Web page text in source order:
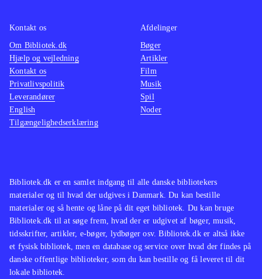
Bibliotek.dk er en samlet indgang til alle danske bibliotekers
materialer og til hvad der udgives i Danmark. Du kan bestille
materialer og så hente og låne på dit eget bibliotek. Du kan bruge
Bibliotek.dk til at søge frem, hvad der er udgivet af bøger, musik,
tidsskrifter, artikler, e-bøger, lydbøger osv. Bibliotek.dk er altså ikke
et fysisk bibliotek, men en database og service over hvad der findes på
danske offentlige biblioteker, som du kan bestille og få leveret til dit
lokale bibliotek.
Kontakt os
Om Bibliotek.dk
Hjælp og vejledning
Kontakt os
Privatlivspolitik
Leverandører
English
Tilgængelighedserklæring
Afdelinger
Bøger
Artikler
Film
Musik
Spil
Noder